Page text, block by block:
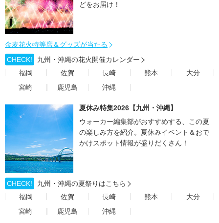
どをお届け！
金麦花火特等席＆グッズが当たる
CHECK!
九州・沖縄の花火開催カレンダー
福岡
佐賀 長崎 熊本
大分
宮崎
鹿児島 沖縄
夏休み特集2026【九州・沖縄】
ウォーカー編集部がおすすめする、この夏
の楽しみ方を紹介。夏休みイベント＆おで
かけスポット情報が盛りだくさん！
CHECK!
九州・沖縄の夏祭りはこちら
福岡
佐賀 長崎 熊本
大分
宮崎
鹿児島 沖縄